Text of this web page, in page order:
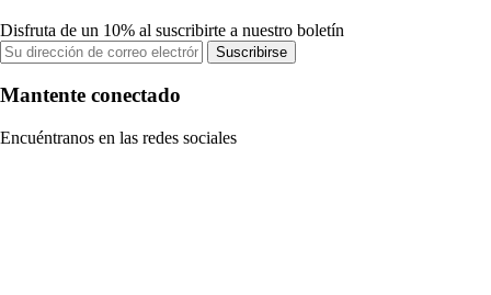
Disfruta de un 10% al suscribirte a nuestro boletín
Suscribirse
Mantente conectado
Encuéntranos en las redes sociales